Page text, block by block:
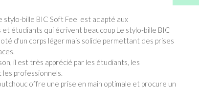
stylo-bille BIC Soft Feel est adapté aux
et étudiants qui écrivent beaucoup Le stylo-bille BIC
d'un corps léger mais solide permettant des prises
il est très apprécié par les étudiants, les
les professionnels.
offre une prise en main optimale et procure un